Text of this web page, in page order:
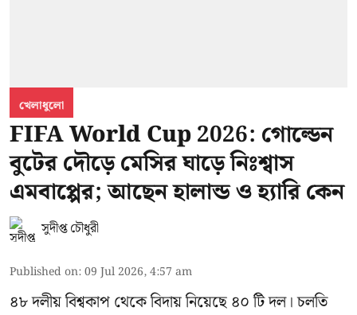
খেলাধুলো
FIFA World Cup 2026: গোল্ডেন
বুটের দৌড়ে মেসির ঘাড়ে নিঃশ্বাস
এমবাপ্পের; আছেন হালান্ড ও হ্যারি কেন
সুদীপ্ত চৌধুরী
Published on:09 Jul 2026, 4:57 am
৪৮ দলীয় বিশ্বকাপ থেকে বিদায় নিয়েছে ৪০ টি দল। চলতি